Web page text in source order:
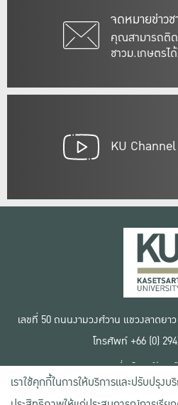
จดหมายข่าว
คุณสามารถติ
ชาวม.เกษตรไ
KU Channel
เลขที่ 50 ถนนงามวงศ์วาน แขวงลาดยา
โทรศัพท์ +66 (0)
เงื่อนไขการใช้งานเ
ข้อตกลงด้านสิทธิ์ใ
นโยบายความเป็น
เราใช้คุกกี้ในการให้บริการและปรับปรุง